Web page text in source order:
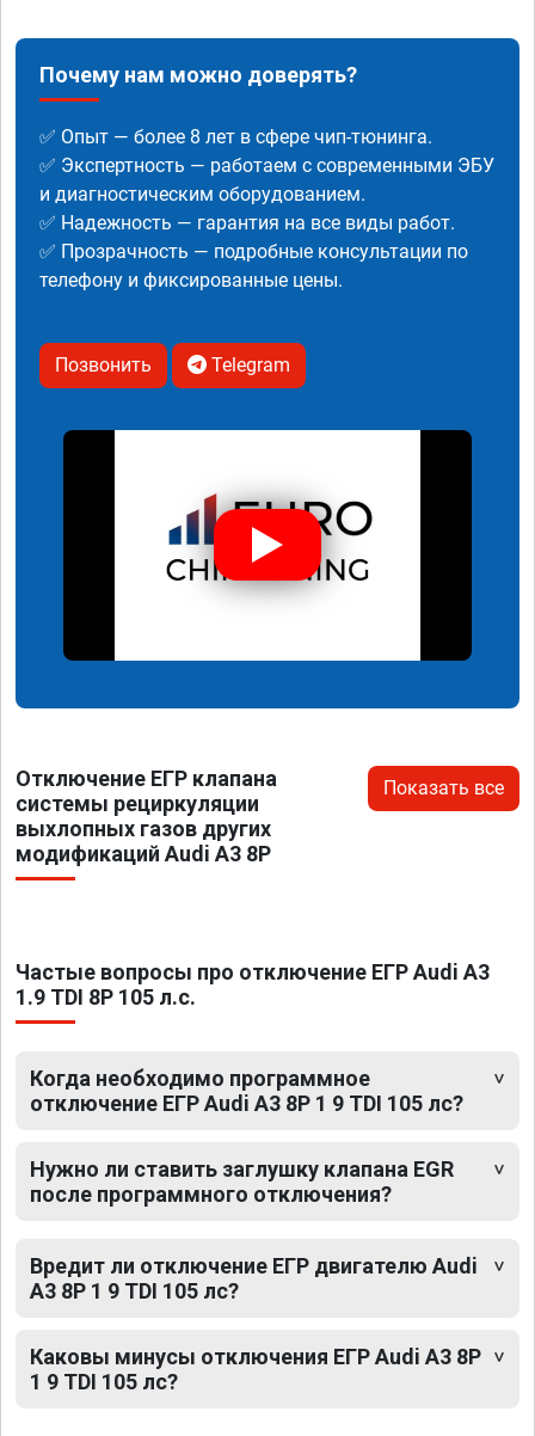
Почему нам можно доверять?
✅ Опыт — более 8 лет в сфере чип-тюнинга.
✅ Экспертность — работаем с современными ЭБУ
и диагностическим оборудованием.
✅ Надежность — гарантия на все виды работ.
✅ Прозрачность — подробные консультации по
телефону и фиксированные цены.
Позвонить Telegram
Отключение ЕГР клапана
системы рециркуляции
выхлопных газов других
модификаций Audi A3 8P
Показать все
Частые вопросы про отключение ЕГР Audi A3
1.9 TDI 8P 105 л.с.
Когда необходимо программное
отключение ЕГР Audi A3 8P 1 9 TDI 105 лс?
Нужно ли ставить заглушку клапана EGR
после программного отключения?
Вредит ли отключение ЕГР двигателю Audi
A3 8P 1 9 TDI 105 лс?
Каковы минусы отключения ЕГР Audi A3 8P
1 9 TDI 105 лс?